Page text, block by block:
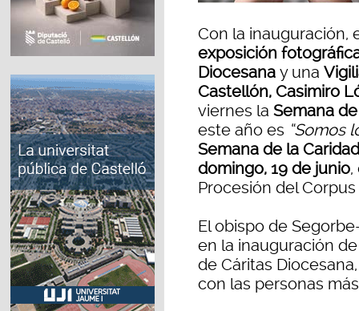
Con la inauguración,
exposición
Diocesana y una
Castellón, Casimiro
viernes la Semana
este año es “Somos
Semana de la
domingo, 19 de junio,
Procesión del
El obispo de
en la inauguración
de Cáritas
con las personas